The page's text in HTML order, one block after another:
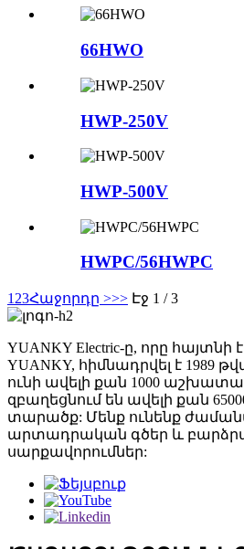
66HWO
HWP-250V
HWP-500V
HWPC/56HWPC
1 23Հաջորդը >>> Էջ 1 / 3
YUANKY Electric-ը, որը
YUANKY, հիմնադրվել է 1989
ունի ավելի քան 1000
զբաղեցնում են ավելի քան
տարածք: Մենք ունենք
արտադրական գծեր և
սարքավորումներ: